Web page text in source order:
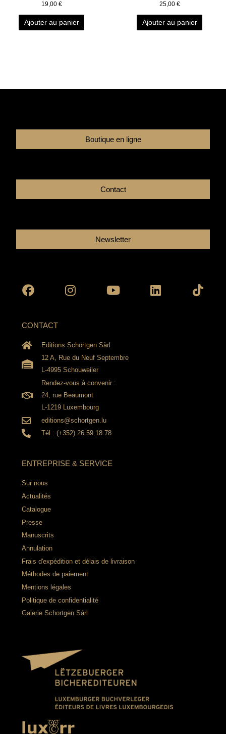
19,00 €
Ajouter au panier
25,00 €
Ajouter au panier
Boutique en ligne
Contact
Newsletter
CONTACT
Editions Schortgen Sàrl
12 A, Rue du Neuf Septembre
L-4995 Schouweiler
Rendez-vous à convenir :
24, rue Beaumont
L-1219 Luxembourg
editions@schortgen.lu
Tél : (+352) 26 59 18 78
ENTREPRISE & SERVICE
Sur nous
Actualités
Catalogue
Presse
Manuscrits
Annulation
Frais d'expédition et délais de livraison
Méthodes de paiement
Mentions légales
Politique de confidentialité
Galerie Schortgen Sàrl